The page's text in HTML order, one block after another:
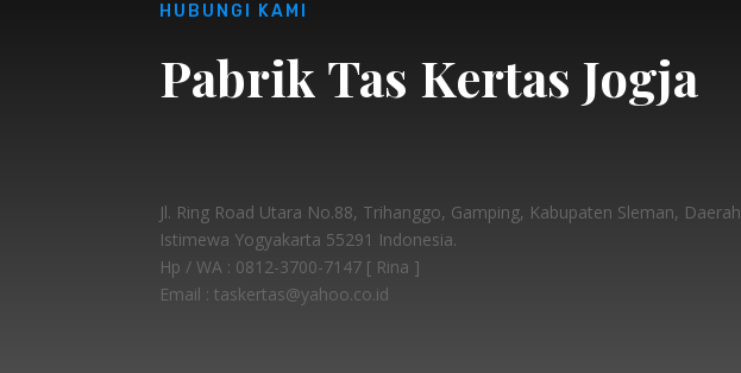
HUBUNGI KAMI
Pabrik Tas Kertas Jogja
Jl. Ring Road Utara No.88, Trihanggo, Gamping, Kabupaten Sleman, Daerah
Istimewa Yogyakarta 55291 Indonesia.
Hp / WA : 0812-3700-7147 [ Rina ]
Email : taskertas@yahoo.co.id